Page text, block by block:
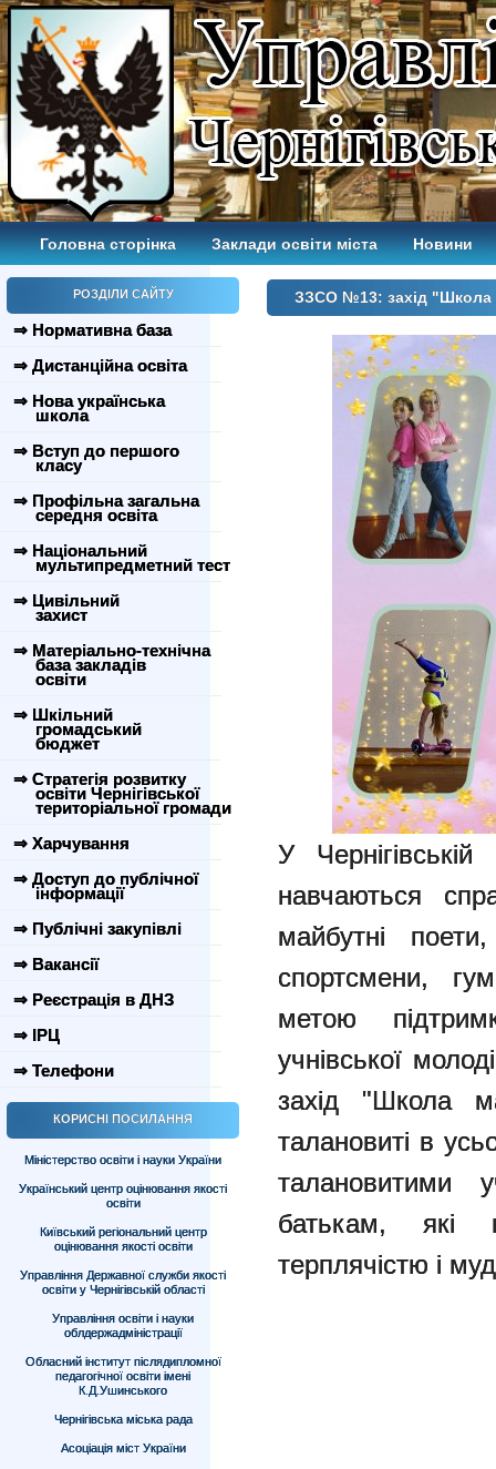
Головна сторінка Заклади освіти міста Новини
РОЗДІЛИ САЙТУ
⇒ Нормативна база
⇒ Дистанційна освіта
⇒ Нова українська
школа
⇒ Вступ до першого
класу
⇒ Профільна загальна
середня освіта
⇒ Національний
мультипредметний тест
⇒ Цивільний
захист
⇒ Матеріально-технічна
база закладів
освіти
⇒ Шкільний
громадський
бюджет
⇒ Стратегія розвитку
освіти Чернігівської
територіальної громади
⇒ Харчування
⇒ Доступ до публічної
інформації
⇒ Публічні закупівлі
⇒ Вакансії
⇒ Реєстрація в ДНЗ
⇒ ІРЦ
⇒ Телефони
КОРИСНІ ПОСИЛАННЯ
Міністерство освіти і науки України
Український центр оцінювання якості
освіти
Київський регіональний центр
оцінювання якості освіти
Управління Державної служби якості
освіти у Чернігівській області
Управління освіти і науки
облдержадміністрації
Обласний інститут післядипломної
педагогічної освіти імені
К.Д.Ушинського
Чернігівська міська рада
Асоціація міст України
ЗЗСО №13: захід "Школа
У
навчаються
майбутні
спортсмени,
метою
учнівської
захід "Школа
талановиті в
талановитими
батькам, які
терплячістю і